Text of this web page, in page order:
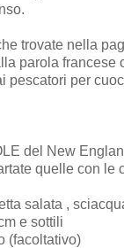
trovate nella
parola francese
pescatori per
del New
quelle con le
salata ,
e sottili
(facoltativo)